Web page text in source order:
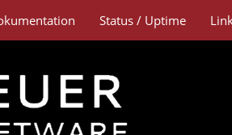
Status / Uptime